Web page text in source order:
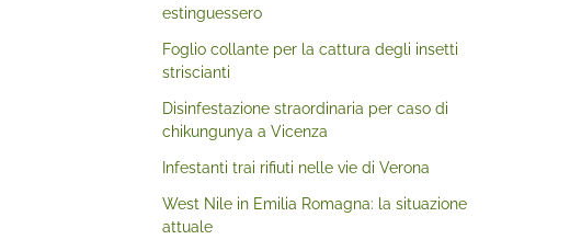
estinguessero
Foglio collante per la cattura degli insetti
striscianti
Disinfestazione straordinaria per caso di
chikungunya a Vicenza
Infestanti trai rifiuti nelle vie di Verona
West Nile in Emilia Romagna: la situazione
attuale